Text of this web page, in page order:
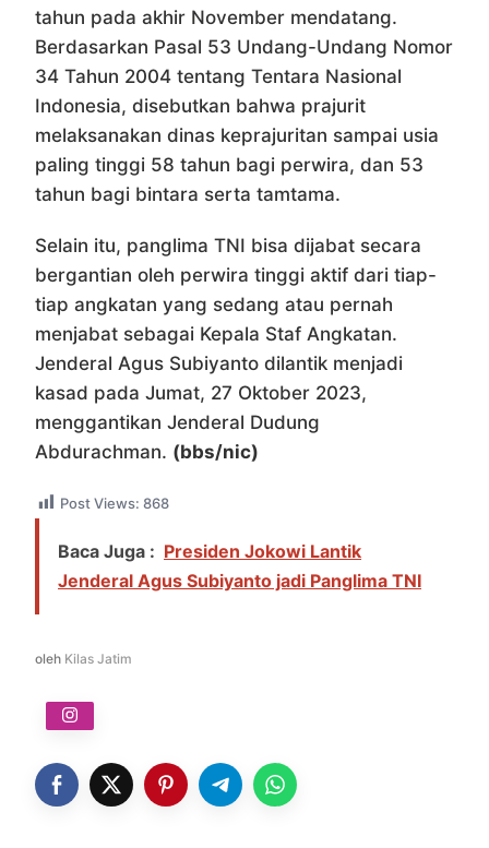
tahun pada akhir November mendatang.
Berdasarkan Pasal 53 Undang-Undang Nomor
34 Tahun 2004 tentang Tentara Nasional
Indonesia, disebutkan bahwa prajurit
melaksanakan dinas keprajuritan sampai usia
paling tinggi 58 tahun bagi perwira, dan 53
tahun bagi bintara serta tamtama.
Selain itu, panglima TNI bisa dijabat secara
bergantian oleh perwira tinggi aktif dari tiap-
tiap angkatan yang sedang atau pernah
menjabat sebagai Kepala Staf Angkatan.
Jenderal Agus Subiyanto dilantik menjadi
kasad pada Jumat, 27 Oktober 2023,
menggantikan Jenderal Dudung
Abdurachman. (bbs/nic)
Post Views: 868
Baca Juga : Presiden Jokowi Lantik
Jenderal Agus Subiyanto jadi Panglima TNI
oleh Kilas Jatim